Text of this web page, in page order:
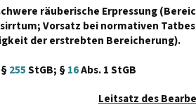
räuberische Erpressung
Vorsatz bei normativen
der erstrebten Bereicherung).
255StGB; §16Abs. 1 StGB
Leitsatz des